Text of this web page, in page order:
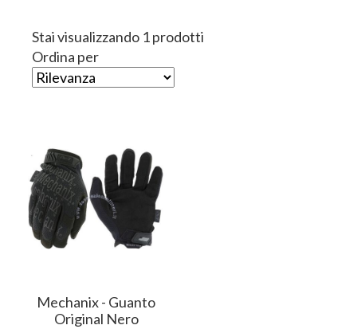
Stai visualizzando 1 prodotti
Ordina per
Mechanix - Guanto
Original Nero